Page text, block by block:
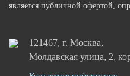
является публичной офертой,
121467, г. Москва,
Молдавская улица, 2,